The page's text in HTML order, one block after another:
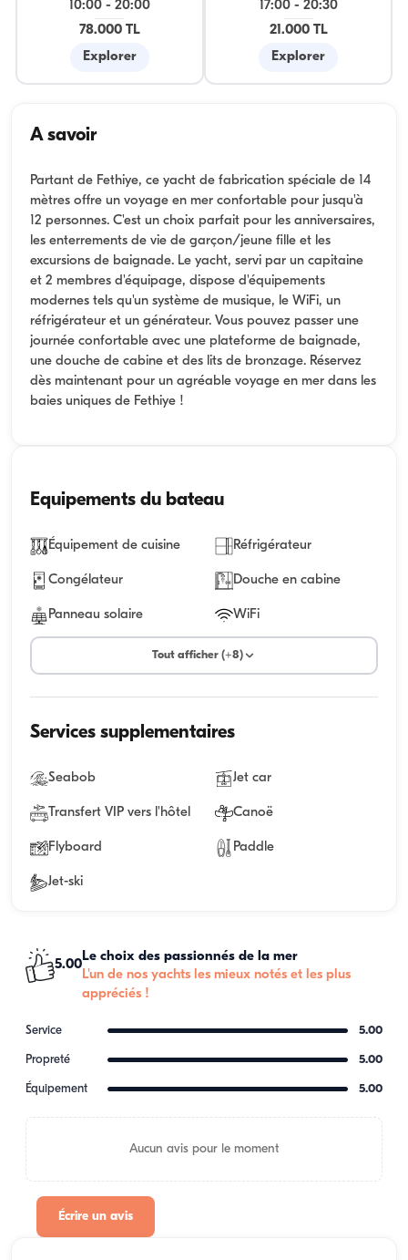
10:00- 20:00
78.000 TL
Explorer
17:00- 20:30
21.000 TL
Explorer
A savoir
Partant de Fethiye, ce yacht de fabrication spéciale de 14
mètres offre un voyage en mer confortable pour jusqu'à
12 personnes. C'est un choix parfait pour les anniversaires,
les enterrements de vie de garçon/jeune fille et les
excursions de baignade. Le yacht, servi par un capitaine
et 2 membres d'équipage, dispose d'équipements
modernes tels qu'un système de musique, le WiFi, un
réfrigérateur et un générateur. Vous pouvez passer une
journée confortable avec une plateforme de baignade,
une douche de cabine et des lits de bronzage. Réservez
dès maintenant pour un agréable voyage en mer dans les
baies uniques de Fethiye !
Equipements du bateau
Équipement de cuisine Réfrigérateur
Congélateur Douche en cabine
Panneau solaire WiFi
Tout afficher (+8)
Services supplementaires
Seabob Jet car
Transfert VIP vers l'hôtel Canoë
Flyboard Paddle
Jet-ski
5.00
Le choix des passionnés de la mer
L'un de nos yachts les mieux notés et les plus
appréciés !
Service 5.00
Propreté 5.00
Équipement 5.00
Aucun avis pour le moment
Écrire un avis